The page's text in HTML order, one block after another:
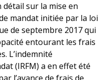
détail sur la mise en
mandat initiée par la loi
de septembre 2017 qui
entourant les frais
L’indemnité
(IRFM) a en effet été